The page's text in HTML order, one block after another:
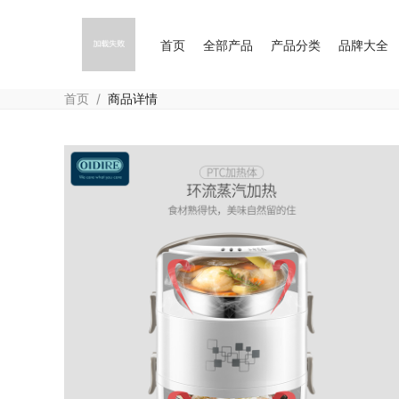
首页 全部产品 产品分类 品牌大全
首页 / 商品详情